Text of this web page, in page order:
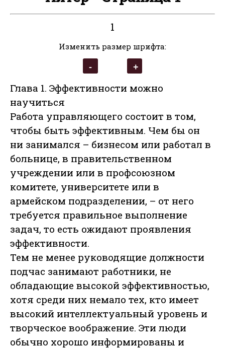
1
Изменить размер шрифта:
Глава 1. Эффективности можно
научиться
Работа управляющего состоит в том,
чтобы быть эффективным. Чем бы он
ни занимался – бизнесом или работал в
больнице, в правительственном
учреждении или в профсоюзном
комитете, университете или в
армейском подразделении, – от него
требуется правильное выполнение
задач, то есть ожидают проявления
эффективности.
Тем не менее руководящие должности
подчас занимают работники, не
обладающие высокой эффективностью,
хотя среди них немало тех, кто имеет
высокий интеллектуальный уровень и
творческое воображение. Эти люди
обычно хорошо информированы и